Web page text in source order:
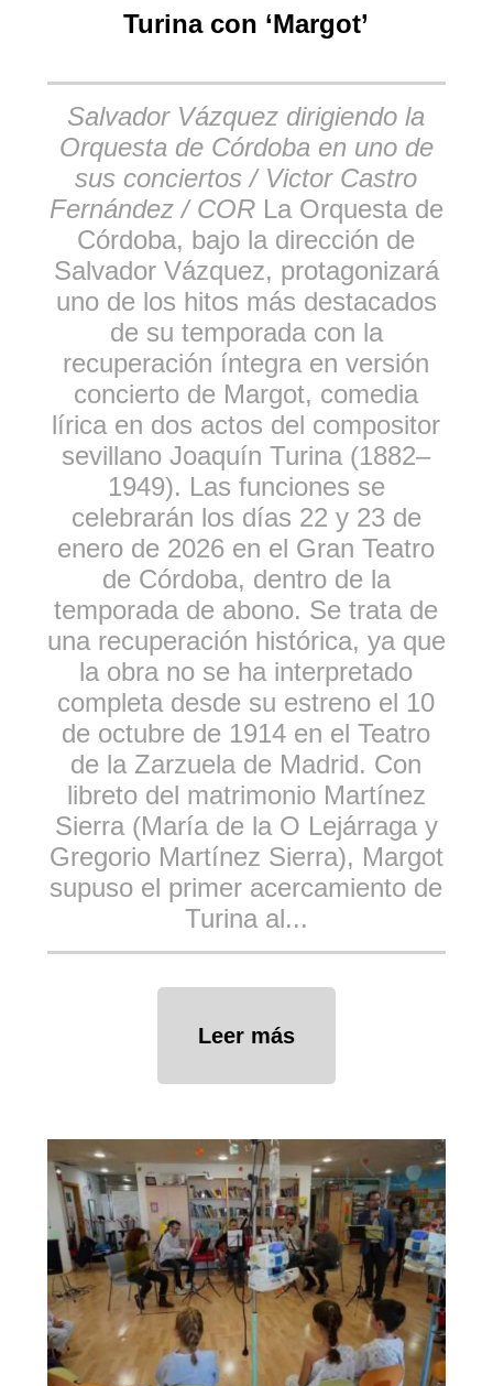
Turina con ‘Margot’
Salvador Vázquez dirigiendo la
Orquesta de Córdoba en uno de
sus conciertos / Victor Castro
Fernández / COR La Orquesta de
Córdoba, bajo la dirección de
Salvador Vázquez, protagonizará
uno de los hitos más destacados
de su temporada con la
recuperación íntegra en versión
concierto de Margot, comedia
lírica en dos actos del compositor
sevillano Joaquín Turina (1882–
1949). Las funciones se
celebrarán los días 22 y 23 de
enero de 2026 en el Gran Teatro
de Córdoba, dentro de la
temporada de abono. Se trata de
una recuperación histórica, ya que
la obra no se ha interpretado
completa desde su estreno el 10
de octubre de 1914 en el Teatro
de la Zarzuela de Madrid. Con
libreto del matrimonio Martínez
Sierra (María de la O Lejárraga y
Gregorio Martínez Sierra), Margot
supuso el primer acercamiento de
Turina al...
Leer más